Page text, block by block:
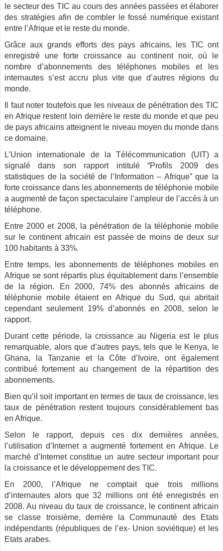
le secteur des TIC au cours des années passées et élaborer
des stratégies afin de combler le fossé numérique existant
entre l’Afrique et le reste du monde.
Grâce aux grands efforts des pays africains, les TIC ont
enregistré une forte croissance au continent noir, où le
nombre d’abonnements des téléphones mobiles et les
internautes s’est accru plus vite que d’autres régions du
monde.
Il faut noter toutefois que les niveaux de pénétration des TIC
en Afrique restent loin derrière le reste du monde et que peu
de pays africains atteignent le niveau moyen du monde dans
ce domaine.
L’Union internationale de la Télécommunication (UIT) a
signalé dans son rapport intitulé “Profils 2009 des
statistiques de la société de l’Information – Afrique” que la
forte croissance dans les abonnements de téléphonie mobile
a augmenté de façon spectaculaire l’ampleur de l’accès à un
téléphone.
Entre 2000 et 2008, la pénétration de la téléphonie mobile
sur le continent africain est passée de moins de deux sur
100 habitants à 33%.
Entre temps, les abonnements de téléphones mobiles en
Afrique se sont répartis plus équitablement dans l’ensemble
de la région. En 2000, 74% des abonnés africains de
téléphonie mobile étaient en Afrique du Sud, qui abritait
cependant seulement 19% d’abonnés en 2008, selon le
rapport.
Durant cette période, la croissance au Nigeria est le plus
remarquable, alors que d’autres pays, tels que le Kenya, le
Ghana, la Tanzanie et la Côte d’Ivoire, ont également
contribué fortement au changement de la répartition des
abonnements.
Bien qu’il soit important en termes de taux de croissance, les
taux de pénétration restent toujours considérablement bas
en Afrique.
Selon le rapport, depuis ces dix dernières années,
l’utilisation d’Internet a augmenté fortement en Afrique. Le
marché d’Internet constitue un autre secteur important pour
la croissance et le développement des TIC.
En 2000, l’Afrique ne comptait que trois millions
d’internautes alors que 32 millions ont été enregistrés en
2008. Au niveau du taux de croissance, le continent africain
se classe troisième, derrière la Communauté des Etats
indépendants (républiques de l’ex- Union soviétique) et les
Etats arabes.